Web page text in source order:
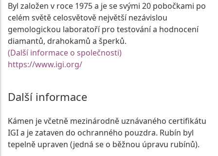
Byl založen v roce 1975 a je se svými 20 pobočkami po
celém světě celosvětově největší nezávislou
gemologickou laboratoří pro testování a hodnocení
diamantů, drahokamů a šperků.
(Další informace o společnosti)
https://www.igi.org/
Další informace
Kámen je včetně mezinárodně uznávaného certifikátu
IGI a je zataven do ochranného pouzdra. Rubín byl
tepelně upraven (jedná se o běžnou úpravu rubínů).